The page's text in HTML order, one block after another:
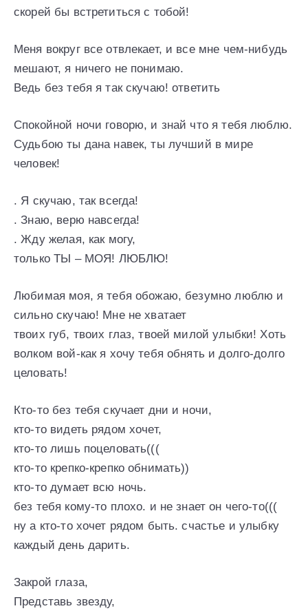
скорей бы встретиться с тобой!
Меня вокруг все отвлекает, и все мне чем-нибудь
мешают, я ничего не понимаю.
Ведь без тебя я так скучаю! ответить
Спокойной ночи говорю, и знай что я тебя люблю.
Судьбою ты дана навек, ты лучший в мире
человек!
. Я скучаю, так всегда!
. Знаю, верю навсегда!
. Жду желая, как могу,
только ТЫ – МОЯ! ЛЮБЛЮ!
Любимая моя, я тебя обожаю, безумно люблю и
сильно скучаю! Мне не хватает
твоих губ, твоих глаз, твоей милой улыбки! Хоть
волком вой-как я хочу тебя обнять и долго-долго
целовать!
Кто-то без тебя скучает дни и ночи,
кто-то видеть рядом хочет,
кто-то лишь поцеловать(((
кто-то крепко-крепко обнимать))
кто-то думает всю ночь.
без тебя кому-то плохо. и не знает он чего-то(((
ну а кто-то хочет рядом быть. счастье и улыбку
каждый день дарить.
Закрой глаза,
Представь звезду,